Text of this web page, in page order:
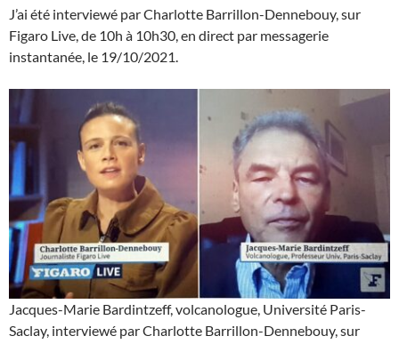
J’ai été interviewé par Charlotte Barrillon-Dennebouy, sur
Figaro Live, de 10h à 10h30, en direct par messagerie
instantanée, le 19/10/2021.
Jacques-Marie Bardintzeff, volcanologue, Université Paris-
Saclay, interviewé par Charlotte Barrillon-Dennebouy, sur